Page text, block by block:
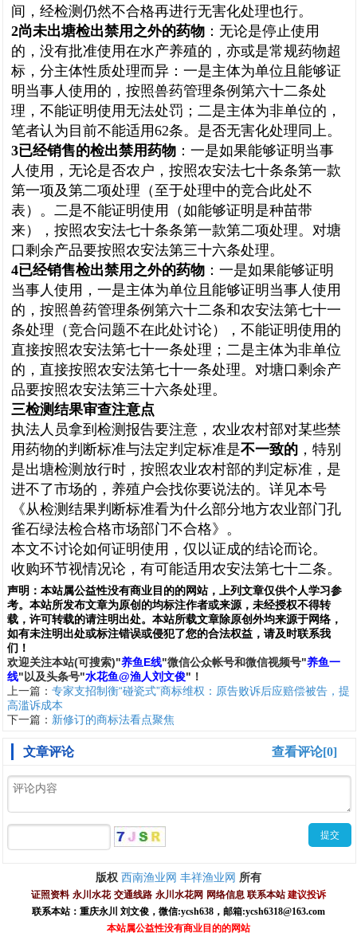
间，经检测仍然不合格再进行无害化处理也行。
2尚未出塘检出禁用之外的药物 ：无论是停止使用
的，没有批准使用在水产养殖的，亦或是常规药物超
标，分主体性质处理而异：一是主体为单位且能够证
明当事人使用的，按照兽药管理条例 第六十二条处
理，不能证明使用无法处罚；二是主体为非单位的，
笔者认为目前不能适用62条。是否无害化处理同上。
3已经销售的检出禁用药物 ： 一是如果能够证明当事
人使用，无论是否农户，按照农安法七十条条第一款
第一项及第二项处理（至于处理中的竞合此处不
表）。二是不能证明使用（如能够证明是种苗带
来），按照农安法七十条条第一款第二项处理。对塘
口剩余产品要按照农安法第三十六条处理。
4已经销售检出禁用之外的药物 ： 一是如果能够证明
当事人使用，一是主体为单位且能够证明当事人使用
的，按照兽药管理条例第六十二条和农安法第七十一
条处理（竞合问题不在此处讨论），不能证明使用的
直接按照农安法第七十一条处理；二是主体为非单位
的，直接按照农安法第七十一条处理。对塘口剩余产
品要按照农安法第三十六条处理。
三检测结果审查注意点
执法人员拿到检测报告要注意，农业农村部对某些禁
用药物的判断标准与法定判定标准是不一致的 ，特别
是出塘检测放行时，按照农业农村部的判定标准，是
进不了市场的，养殖户会找你要说法的。详见本号
《从检测结果判断标准看为什么部分地方农业部门孔
雀石绿法检合格市场部门不合格》。
本文不讨论如何证明使用，仅以证成的结论而论。
收购环节视情况论，有可能适用农安法第七十二条。
声明： 本站属公益性没有商业目的的网站，上列文章仅供个人学习参
考。本站所发布文章为原创的均标注作者或来源，未经授权不得转
载，许可转载的请注明出处。本站所载文章除原创外均来源于网络，
如有未注明出处或标注错误或侵犯了您的合法权益，请及时联系我
们 ！
欢迎关注本站(可搜索)"养鱼E线"微信公众帐号和微信视频号"养鱼一
线" 以及头条号"水花鱼@渔人刘文俊"！
上一篇： 专家支招制衡“碰瓷式”商标维权：原告败诉后应赔偿被告，提
高滥诉成本
下一篇： 新修订的商标法看点聚焦
查看评论[0]
文章评论
版权 西南渔业网 丰祥渔业网 所有
证照资料 永川水花 交通线路 永川水花网 网络信息 联系本站 建议投诉
联系本站：重庆永川 刘文俊， 微信:ycsh638 ， 邮箱:ycsh6318@163.com
本站属公益性没有商业目的的网站